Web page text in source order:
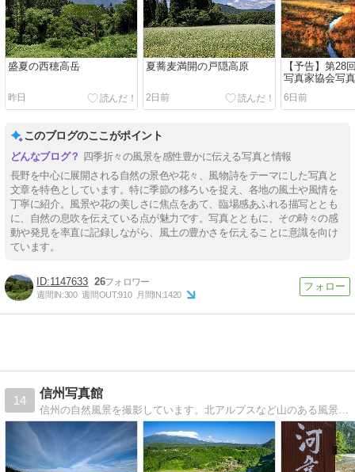
盛夏の西穂高岳
昨日
夏蕎麦満開の戸隠高原
2日前
【予告】第28
写真家協会写
季のはざま」
9/20）
6日前
このブログのここがポイント
四季折々の風景を感性豊かに伝える写真と情報
長野を中心に展開される自然の景色や花々、風物詩をテーマにした写真と
文章を特色としています。特に季節の移ろいを捉え、各地の風土や風情を
丁寧に紹介。風景や花の美しさに焦点をあて、臨場感あふれる描写ととも
に、自然の息吹を伝えている点が魅力です。写真とともに、その時々の感
動や発見を率直に記録しながら、風土の豊かさを伝えることに意識を向け
ています。
1147633 26
週間IN:300 週間OUT:910 月間IN:1420
14
信州写真館
信州の自然風景を撮影しています。北アルプスなど山のある風景や、上高地・白馬村・安曇野・乗鞍高原などでの撮影がメインです。春は南信州の桜も撮影しています。NPS（Nikon Professional Services）会員